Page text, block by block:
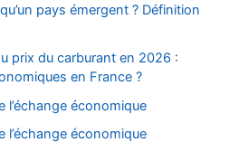
pays émergent ? Définition
prix du carburant en 2026 :
en France ?
l’échange économique
l’échange économique